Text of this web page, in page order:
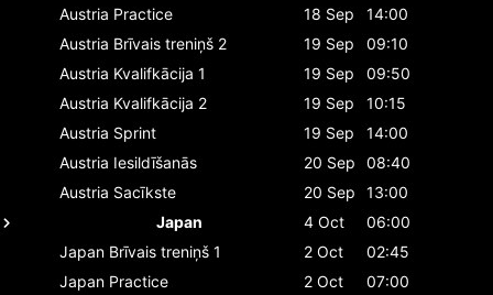
Austria Practice 18 Sep
14:00
Austria Brīvais treniņš 2 19 Sep
09:10
Austria Kvalifkācija 1 19 Sep
09:50
Austria Kvalifkācija 2 19 Sep
10:15
Austria Sprint 19 Sep
14:00
Austria Iesildīšanās 20 Sep
08:40
Austria Sacīkste 20 Sep
13:00
Japan
4 Oct
06:00
Japan Brīvais treniņš 1 2 Oct
02:45
Japan Practice 2 Oct
07:00